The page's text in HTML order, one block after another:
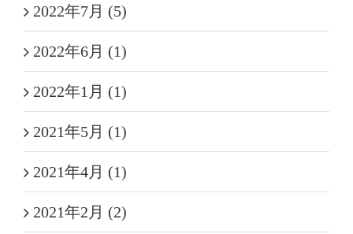
2022年7月 (5)
2022年6月 (1)
2022年1月 (1)
2021年5月 (1)
2021年4月 (1)
2021年2月 (2)